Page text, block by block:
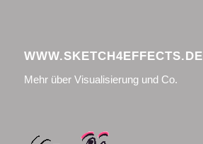
WWW.SKETCH4EFFECTS.DE
Mehr über Visualisierung und Co.